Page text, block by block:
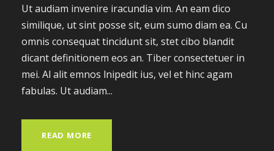
Ut audiam invenire iracundia vim. An eam dico
similique, ut sint posse sit, eum sumo diam ea. Cu
omnis consequat tincidunt sit, stet cibo blandit
dicant definitionem eos an. Tiber consectetuer in
mei. Al alit emnos lnipedit ius, vel et hinc agam
fabulas. Ut audiam...
READ MORE